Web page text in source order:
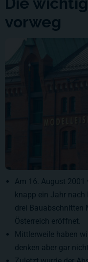
vorweg
Am 16. August
knapp ein Jahr nach
drei Bauabschnitten
Österreich eröffnet.
Mittlerweile haben
denken aber gar